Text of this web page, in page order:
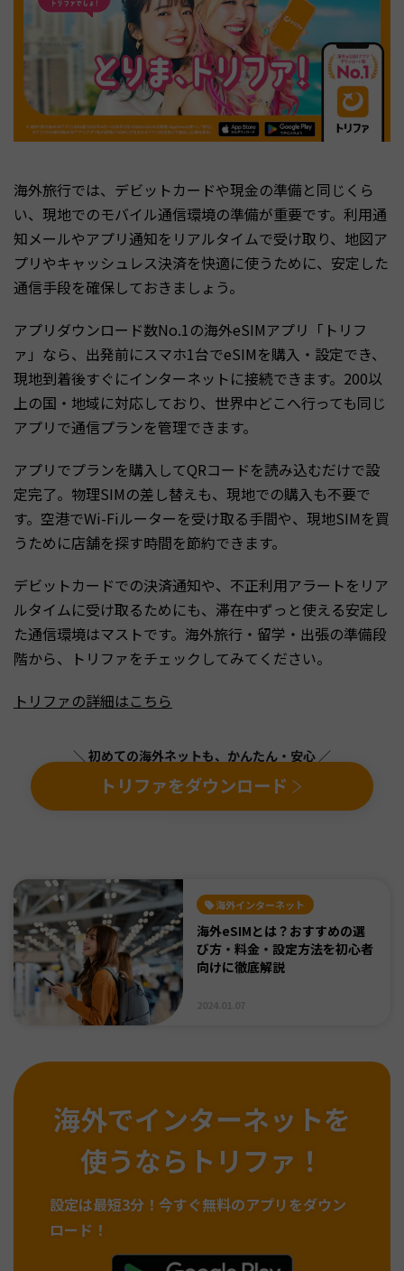
海外旅行では、デビットカードや現金の準備と同じくら
い、現地でのモバイル通信環境の準備が重要です。利用通
知メールやアプリ通知をリアルタイムで受け取り、地図ア
プリやキャッシュレス決済を快適に使うために、安定した
通信手段を確保しておきましょう。
アプリダウンロード数No.1の海外eSIMアプリ「トリフ
ァ」なら、出発前にスマホ1台でeSIMを購入・設定でき、
現地到着後すぐにインターネットに接続できます。200以
上の国・地域に対応しており、世界中どこへ行っても同じ
アプリで通信プランを管理できます。
アプリでプランを購入してQRコードを読み込むだけで設
定完了。物理SIMの差し替えも、現地での購入も不要で
す。空港でWi-Fiルーターを受け取る手間や、現地SIMを買
うために店舗を探す時間を節約できます。
デビットカードでの決済通知や、不正利用アラートをリア
ルタイムに受け取るためにも、滞在中ずっと使える安定し
た通信環境はマストです。海外旅行・留学・出張の準備段
階から、トリファをチェックしてみてください。
トリファの詳細はこちら
＼ 初めての海外ネットも、かんたん・安心 ／
トリファをダウンロード
海外インターネット
海外eSIMとは？おすすめの選
び方・料金・設定方法を初心者
向けに徹底解説
海外でインターネットを
使うならトリファ！
設定は最短3分！ 今すぐ無料のアプリをダウン
ロード！